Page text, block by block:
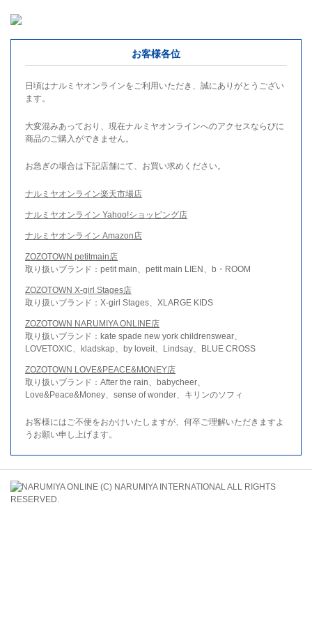
お客様各位
日頃はナルミヤオンラインをご利用いただき、誠にありがとうござい
ます。
大変混みあっており、現在ナルミヤオンラインへのアクセスならびに
商品のご購入ができません。
お急ぎの場合は下記店舗にて、お買い求めください。
ナルミヤオンライン楽天市場店
ナルミヤオンライン Yahoo!ショッピング店
ナルミヤオンライン Amazon店
ZOZOTOWN petitmain店
取り扱いブランド：petit main、petit main LIEN、b・ROOM
ZOZOTOWN X-girl Stages店
取り扱いブランド：X-girl Stages、XLARGE KIDS
ZOZOTOWN NARUMIYA ONLINE店
取り扱いブランド：kate spade new york childrenswear、
LOVETOXIC、kladskap、by loveit、Lindsay、BLUE CROSS
ZOZOTOWN LOVE&PEACE&MONEY店
取り扱いブランド：After the rain、babycheer、
Love&Peace&Money、sense of wonder、キリンのソフィ
お客様にはご不便をおかけいたしますが、何卒ご理解いただきますよ
うお願い申し上げます。